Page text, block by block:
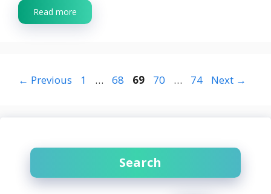
Read more
← Previous Page
1 … Page
68 Page
69 Page
70 … Page
74 Next →
Search